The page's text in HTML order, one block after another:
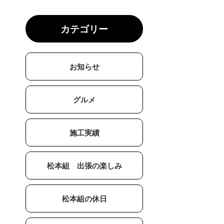
カテゴリー
お知らせ
グルメ
施工実績
松本組 出張の楽しみ
松本組の休日